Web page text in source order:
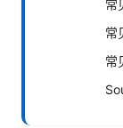
常
常
常